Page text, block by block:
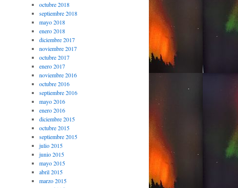
octubre 2018
septiembre 2018
mayo 2018
enero 2018
diciembre 2017
noviembre 2017
octubre 2017
enero 2017
noviembre 2016
octubre 2016
septiembre 2016
mayo 2016
enero 2016
diciembre 2015
octubre 2015
septiembre 2015
julio 2015
junio 2015
mayo 2015
abril 2015
marzo 2015